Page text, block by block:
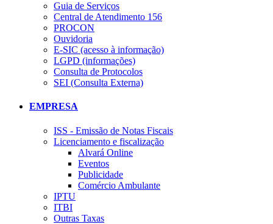
Guia de Serviços
Central de Atendimento 156
PROCON
Ouvidoria
E-SIC (acesso à informação)
LGPD (informações)
Consulta de Protocolos
SEI (Consulta Externa)
EMPRESA
ISS - Emissão de Notas Fiscais
Licenciamento e fiscalização
Alvará Online
Eventos
Publicidade
Comércio Ambulante
IPTU
ITBI
Outras Taxas